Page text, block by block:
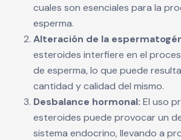
cuales son esenciales para la
esperma.
Alteración de la
esteroides interfiere en el
de esperma, lo que puede
cantidad y calidad del mismo.
Desbalance hormonal: El uso
esteroides puede provocar un
sistema endocrino, llevando a